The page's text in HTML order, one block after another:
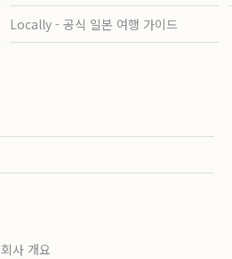
Locally - 공식 일본 여행 가이드
회사 개요